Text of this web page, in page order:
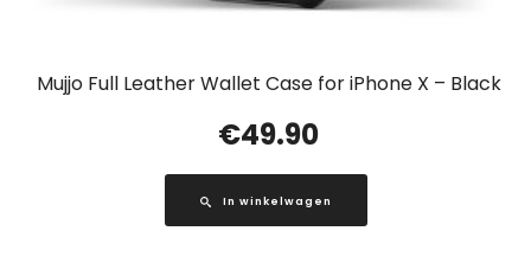
Mujjo Full Leather Wallet Case for iPhone X – Black
€49.90
In winkelwagen